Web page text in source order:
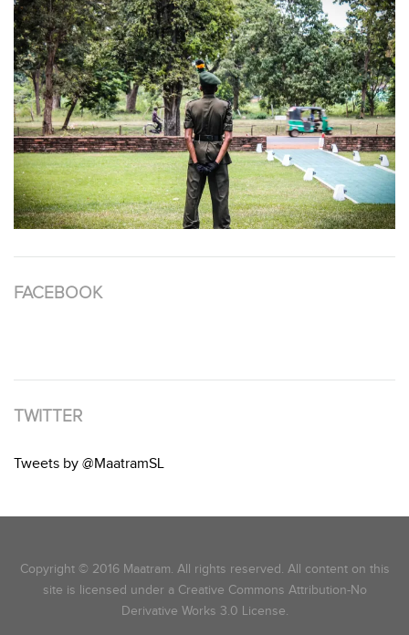
FACEBOOK
TWITTER
Tweets by @MaatramSL
Copyright © 2016 Maatram. All rights reserved. All content on this
site is licensed under a Creative Commons Attribution-No
Derivative Works 3.0 License.